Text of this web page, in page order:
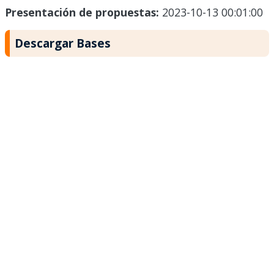
Presentación de propuestas: 2023-10-13 00:01:00
Descargar Bases